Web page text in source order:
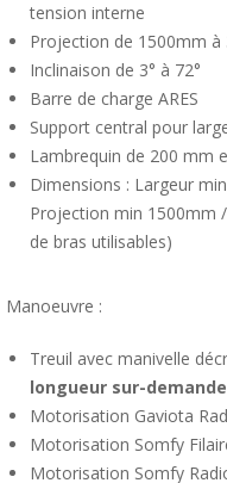
tension interne
Projection de 1500mm à
Inclinaison de 3° à 72°
Barre de charge ARES
Support central pour
Lambrequin de 200 mm
Dimensions : Largeur
Projection min 1500mm
de bras utilisables)
Manoeuvre :
Treuil avec manivelle
longueur sur-demande
Motorisation Gaviota
Motorisation Somfy
Motorisation Somfy